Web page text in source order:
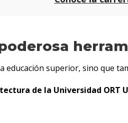
superior, sino que
de la Universidad ORT